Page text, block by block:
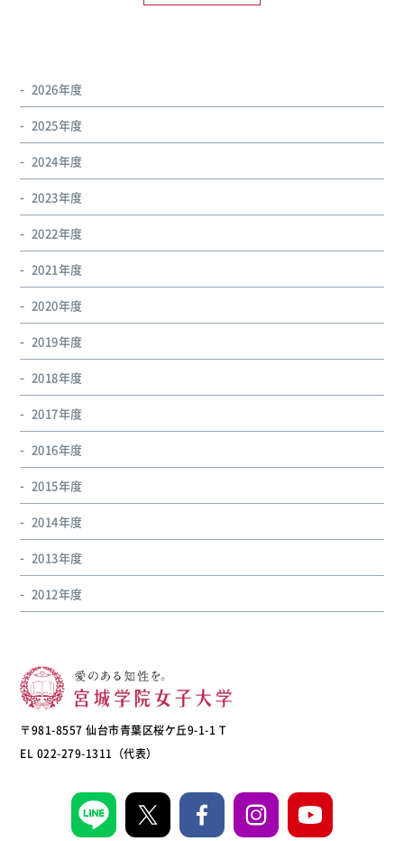
2026年度
2025年度
2024年度
2023年度
2022年度
2021年度
2020年度
2019年度
2018年度
2017年度
2016年度
2015年度
2014年度
2013年度
2012年度
〒981-8557 仙台市青葉区桜ケ丘9-1-1 T
EL 022-279-1311（代表）